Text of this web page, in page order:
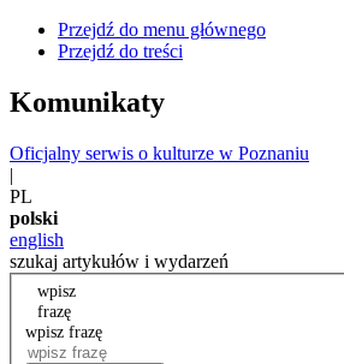
Przejdź do menu głównego
Przejdź do treści
Komunikaty
Oficjalny serwis o kulturze w Poznaniu
|
PL
polski
english
szukaj artykułów i wydarzeń
wpisz
frazę
wpisz frazę